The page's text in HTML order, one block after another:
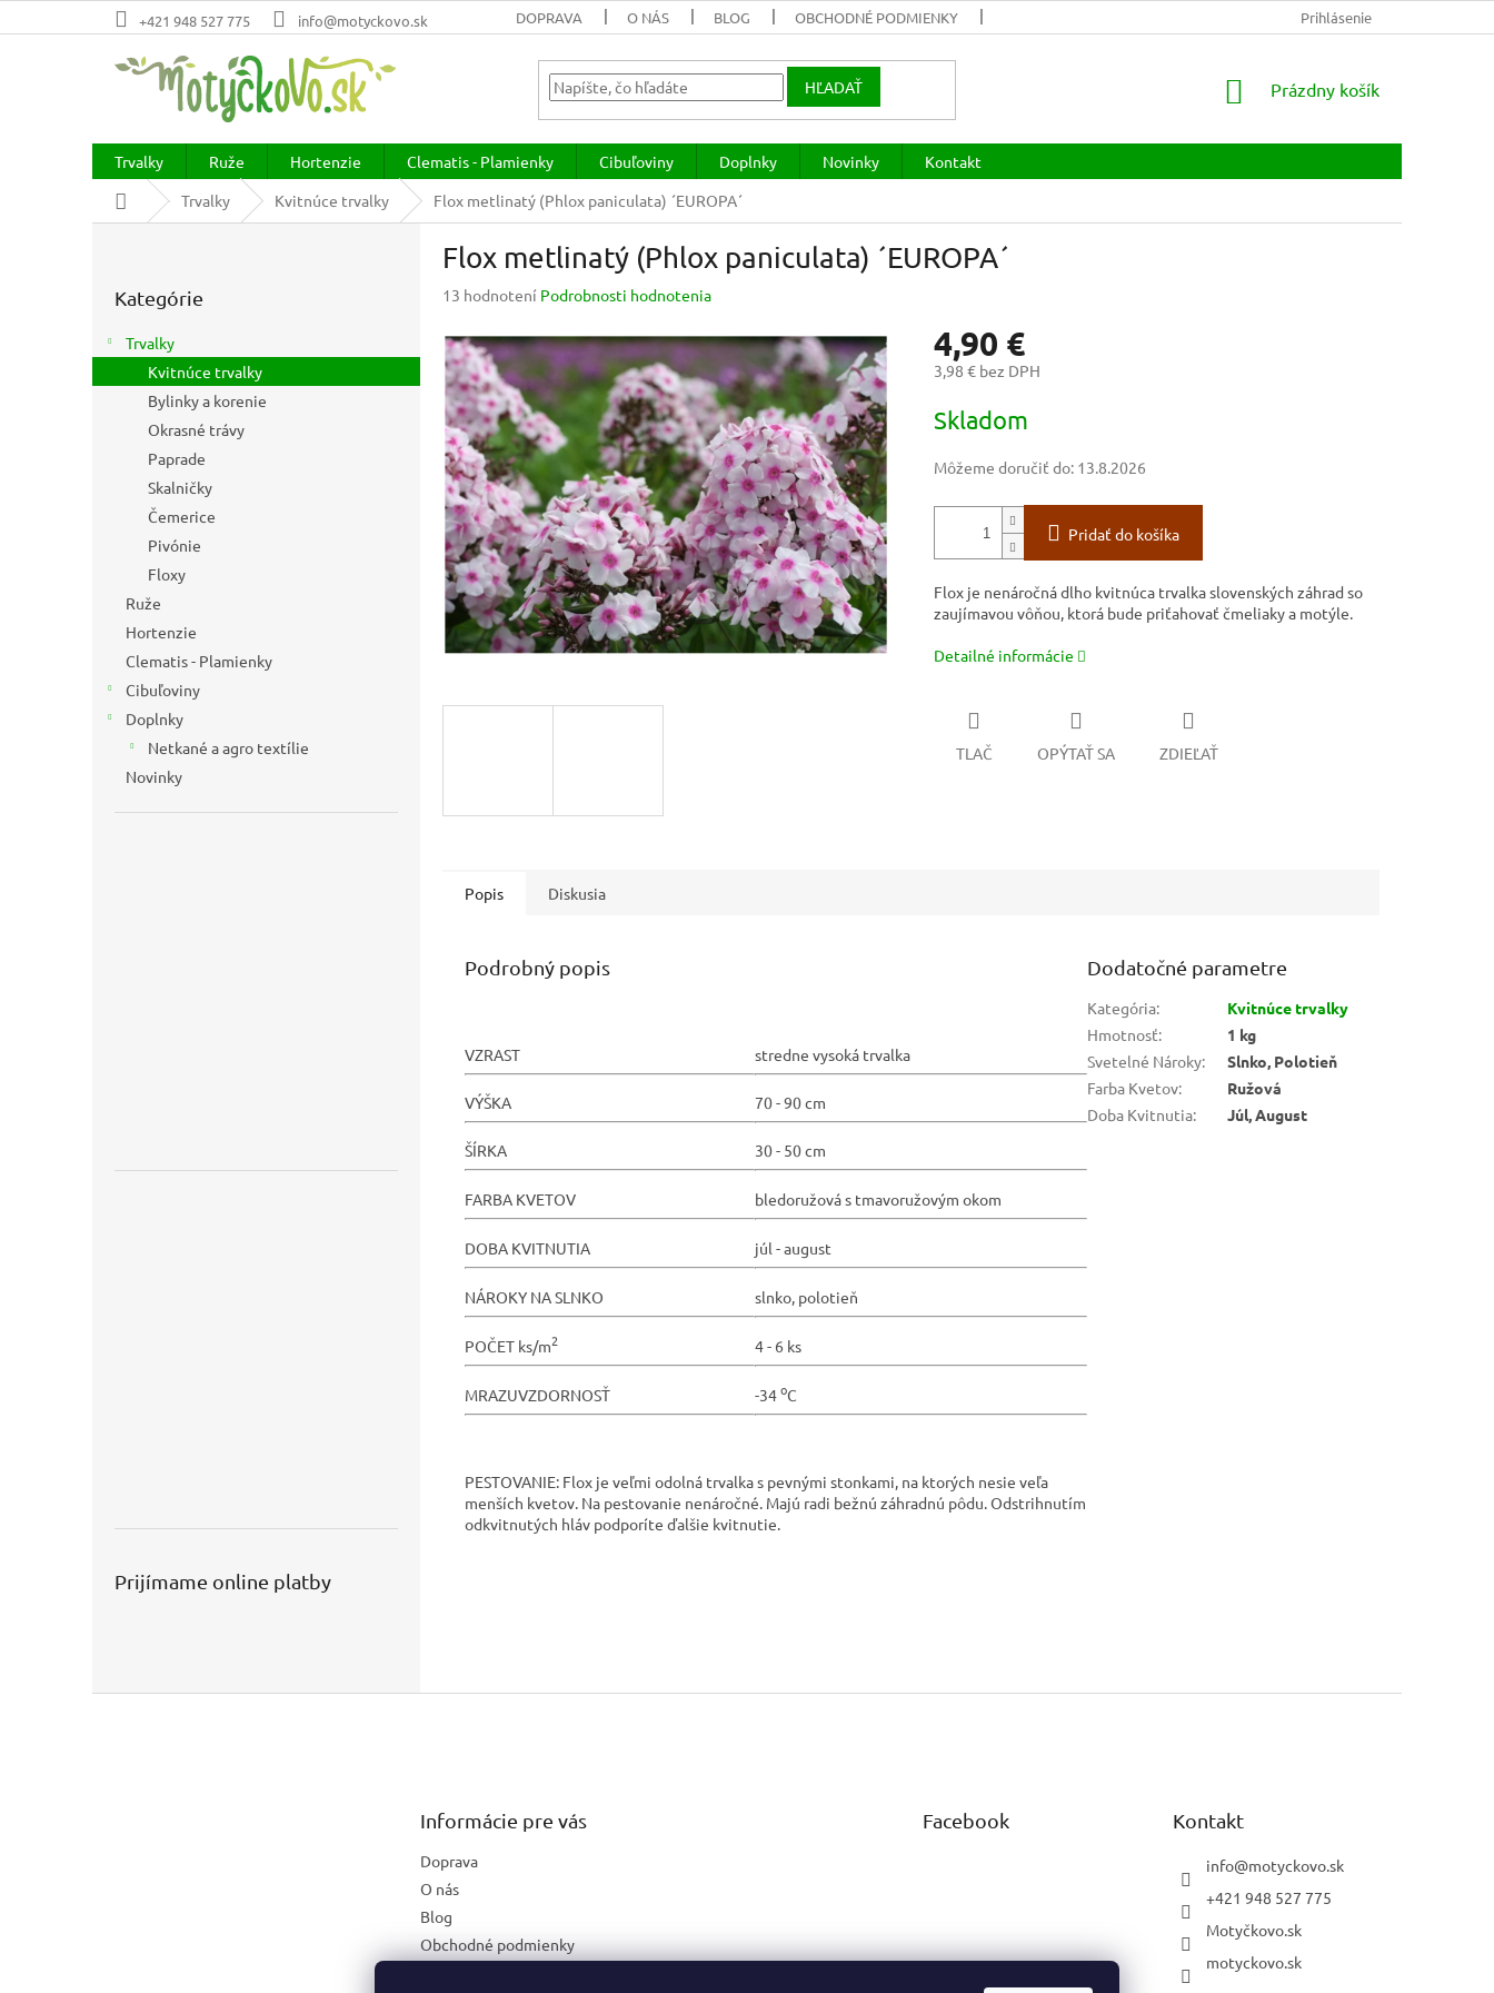
na
+421 948 527 775 info@motyckovo.sk DOPRAVA O NÁS BLOG OBCHODNÉ PODMIENKY NAPÍŠTE NÁM
Prihlásenie
HĽADAŤ
NÁKUPNÝ
Prázdny košík
Trvalky Ruže Hortenzie Clematis - Plamienky Cibuľoviny Doplnky Novinky
Kontakt
DomovTrvalky Kvitnúce trvalky Flox metlinatý (Phlox paniculata) ´EUROPA´
p
a
kategórie
Kategórie
Trvalky
Kvitnúce trvalky
Bylinky a korenie
Okrasné trávy
Paprade
Skalničky
Čemerice
Pivónie
Floxy
Ruže
Hortenzie
Clematis - Plamienky
Cibuľoviny
Doplnky
Netkané a agro textílie
Novinky
Prijímame online platby
Flox metlinatý (Phlox paniculata) ´EUROPA´
Priemerné
produktu
je
2,9
z
5
hviezdičiek.
13 hodnotení Podrobnosti hodnotenia
4,90 €
3,98 € bez DPH
cena:
Skladom
Môžeme doručiť do: 13.8.2026
Pridať do košíka
Flox je nenáročná dlho kvitnúca trvalka slovenských záhrad so
zaujímavou vôňou, ktorá bude priťahovať čmeliaky a motýle.
Detailné informácie
TLAČ OPÝTAŤ SA ZDIEĽAŤ
Popis Diskusia
Podrobný popis
VZRAST stredne vysoká trvalka
VÝŠKA 70 - 90 cm
ŠÍRKA 30 - 50 cm
FARBA KVETOV bledoružová s tmavoružovým okom
DOBA KVITNUTIA júl - august
NÁROKY NA SLNKO slnko, polotieň
POČET ks/m2 4 - 6 ks
MRAZUVZDORNOSŤ -34oC
PESTOVANIE: Flox je veľmi odolná trvalka s pevnými stonkami, na ktorých nesie veľa
menších kvetov. Na pestovanie nenáročné. Majú radi bežnú záhradnú pôdu. Odstrihnutím
odkvitnutých hláv podporíte ďalšie kvitnutie.
Dodatočné parametre
Kategória:
Kvitnúce trvalky
Hmotnosť:
1 kg
Svetelné Nároky:
Slnko, Polotieň
Farba Kvetov:
Ružová
Doba Kvitnutia: Júl, August
Informácie pre vás
Doprava
O nás
Blog
Obchodné podmienky
Facebook Kontakt
info@motyckovo.sk
+421 948 527 775
Motyčkovo.sk
motyckovo.sk